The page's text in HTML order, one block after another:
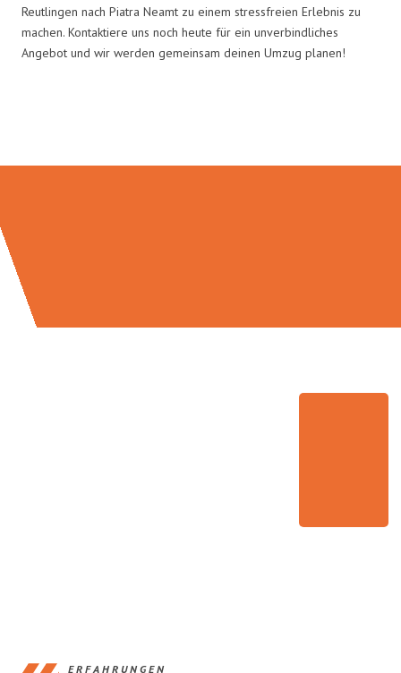
Reutlingen nach Piatra Neamt zu einem stressfreien Erlebnis zu
machen. Kontaktiere uns noch heute für ein unverbindliches
Angebot und wir werden gemeinsam deinen Umzug planen!
ERFAHRUNGEN